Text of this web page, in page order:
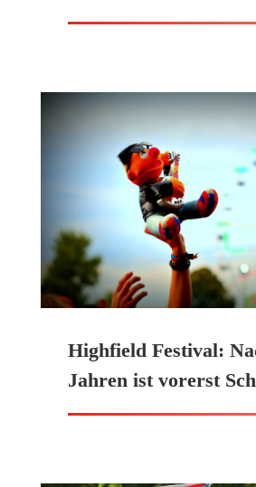
Highfield Festival:
Jahren ist vorerst